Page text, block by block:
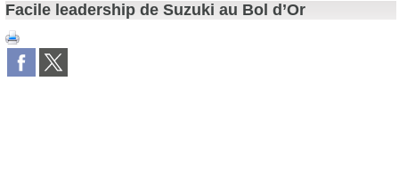
Facile leadership de Suzuki au Bol d’Or